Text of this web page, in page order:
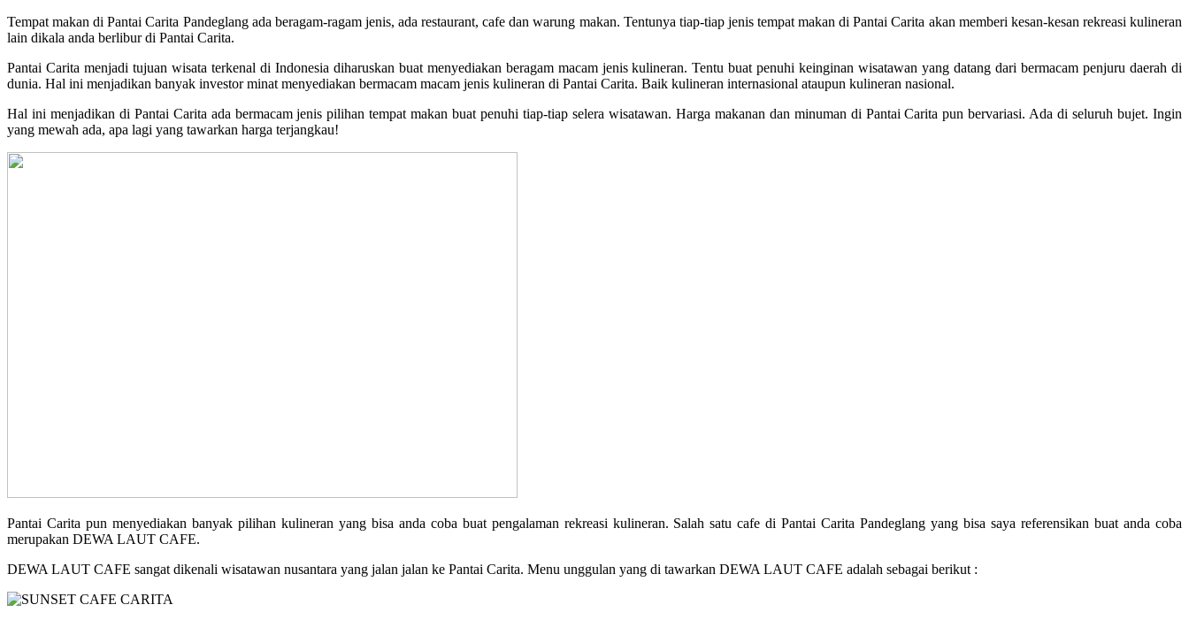
Tempat makan di Pantai Carita Pandeglang ada beragam-ragam jenis, ada restaurant, cafe dan warung makan. Tentunya tiap-tiap jenis tempat makan di Pantai Carita akan memberi kesan-kesan rekreasi kulineran
lain dikala anda berlibur di Pantai Carita.
Pantai Carita menjadi tujuan wisata terkenal di Indonesia diharuskan buat menyediakan beragam macam jenis kulineran. Tentu buat penuhi keinginan wisatawan yang datang dari bermacam penjuru daerah di
dunia. Hal ini menjadikan banyak investor minat menyediakan bermacam macam jenis kulineran di Pantai Carita. Baik kulineran internasional ataupun kulineran nasional.
Hal ini menjadikan di Pantai Carita ada bermacam jenis pilihan tempat makan buat penuhi tiap-tiap selera wisatawan. Harga makanan dan minuman di Pantai Carita pun bervariasi. Ada di seluruh bujet. Ingin
yang mewah ada, apa lagi yang tawarkan harga terjangkau!
Pantai Carita pun menyediakan banyak pilihan kulineran yang bisa anda coba buat pengalaman rekreasi kulineran. Salah satu cafe di Pantai Carita Pandeglang yang bisa saya referensikan buat anda coba
merupakan DEWA LAUT CAFE.
DEWA LAUT CAFE sangat dikenali wisatawan nusantara yang jalan jalan ke Pantai Carita. Menu unggulan yang di tawarkan DEWA LAUT CAFE adalah sebagai berikut :